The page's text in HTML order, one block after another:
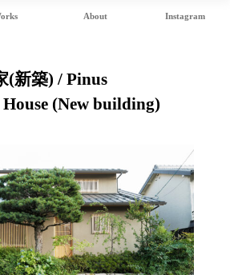
About Instagram
(新築) / Pinus
(New building)